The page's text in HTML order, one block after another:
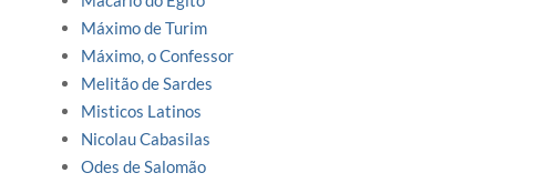
Máximo de Turim
Máximo, o Confessor
Melitão de Sardes
Misticos Latinos
Nicolau Cabasilas
Odes de Salomão